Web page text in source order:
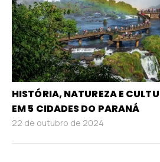
HISTÓRIA, NATUREZA E
EM 5 CIDADES DO PARANÁ
22 de outubro de 2024